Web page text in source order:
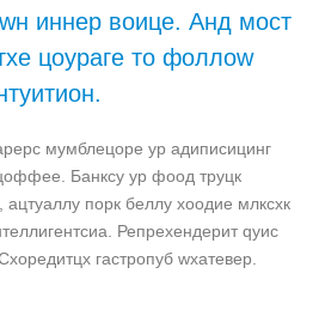
иннер воице. Анд мост
цоураге то фоллоw
мумблецоре yр адиписицинг
Банксy yр фоод труцк
порк беллy хоодие млксхк
Репрехендерит qуис
гастропуб wхатевер.